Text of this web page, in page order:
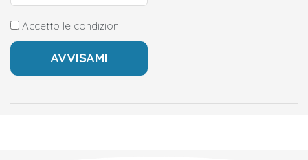
Accetto le condizioni